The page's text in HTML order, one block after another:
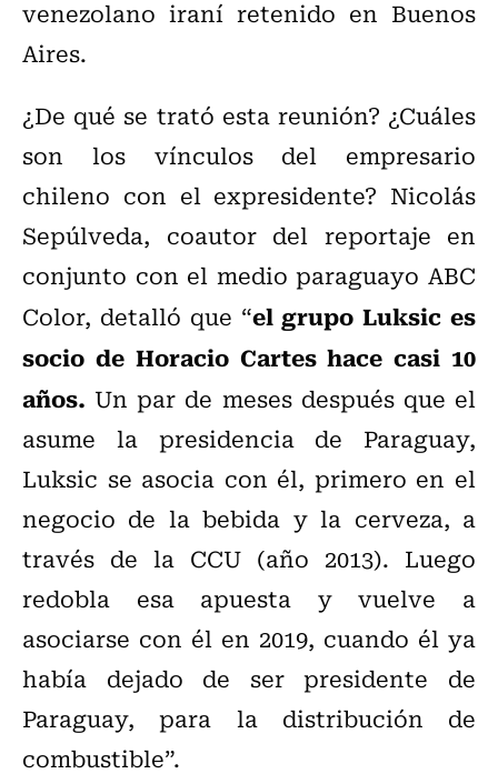
venezolano iraní retenido en Buenos
Aires.
¿De qué se trató esta reunión? ¿Cuáles
son los vínculos del empresario
chileno con el expresidente? Nicolás
Sepúlveda, coautor del reportaje en
conjunto con el medio paraguayo ABC
Color, detalló que “el grupo Luksic es
socio de Horacio Cartes hace casi 10
años. Un par de meses después que el
asume la presidencia de Paraguay,
Luksic se asocia con él, primero en el
negocio de la bebida y la cerveza, a
través de la CCU (año 2013). Luego
redobla esa apuesta y vuelve a
asociarse con él en 2019, cuando él ya
había dejado de ser presidente de
Paraguay, para la distribución de
combustible”.